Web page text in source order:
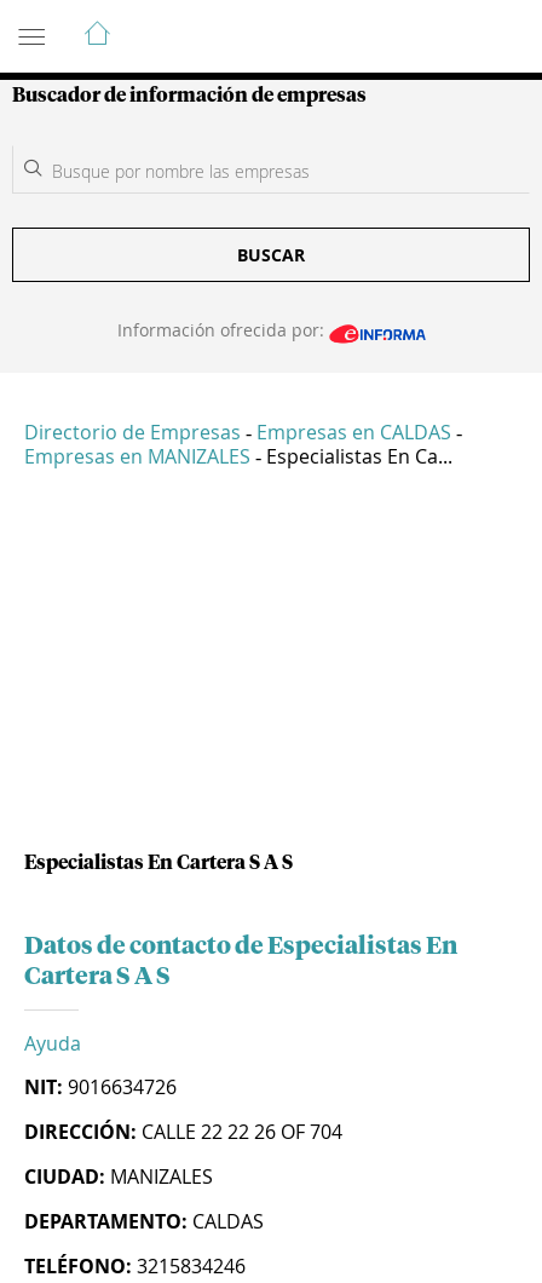
Guía de Empresas Colombianas
Buscador de información de empresas
BUSCAR
Información ofrecida por:
Directorio de Empresas - Empresas en CALDAS -
Empresas en MANIZALES - Especialistas En Ca...
Especialistas En Cartera S A S
Datos de contacto de Especialistas En
Cartera S A S
Ayuda
NIT: 9016634726
DIRECCIÓN: CALLE 22 22 26 OF 704
CIUDAD: MANIZALES
DEPARTAMENTO: CALDAS
TELÉFONO: 3215834246